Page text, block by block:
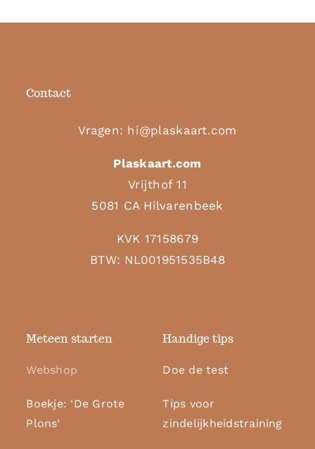
Contact
Vragen: hi@plaskaart.com
Plaskaart.com
Vrijthof 11
5081 CA Hilvarenbeek
KVK 17158679
BTW: NL001951535B48
Meteen starten
Webshop
Boekje: ‘De Grote
Plons’
Handige tips
Doe de test
Tips voor
zindelijkheidstraining